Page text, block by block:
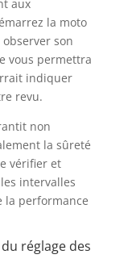
aux
la moto
son
vous permettra
indiquer
revu.
non
la sûreté
vérifier et
intervalles
la performance
réglage des